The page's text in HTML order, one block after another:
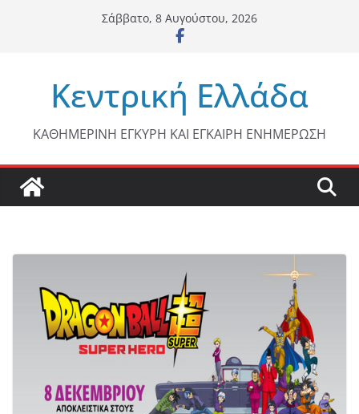
Σάββατο, 8 Αυγούστου, 2026
Κεντρική Ελλάδα
ΚΑΘΗΜΕΡΙΝΗ ΕΓΚΥΡΗ ΚΑΙ ΕΓΚΑΙΡΗ ΕΝΗΜΕΡΩΣΗ